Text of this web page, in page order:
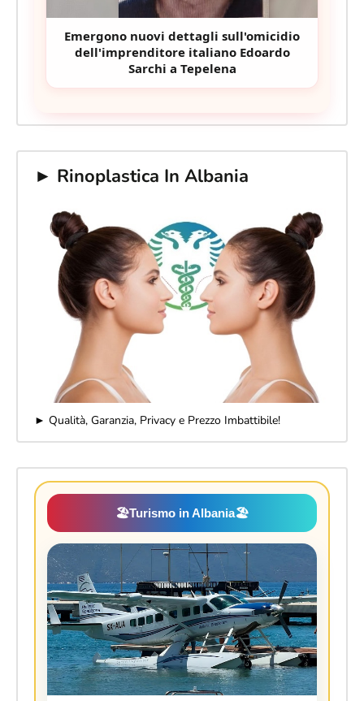
Emergono nuovi dettagli sull'omicidio
dell'imprenditore italiano Edoardo
Sarchi a Tepelena
► Rinoplastica In Albania
► Qualità, Garanzia, Privacy e Prezzo Imbattibile!
🏖️Turismo in Albania🏖️